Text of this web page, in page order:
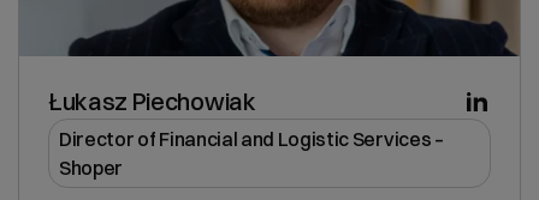
Łukasz Piechowiak
Director of Financial and Logistic Services –
Shoper